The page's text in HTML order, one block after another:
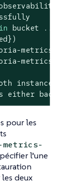
in bucket ...
metrics-1-
metrics-0-
both
either
pour les
l’une
deux